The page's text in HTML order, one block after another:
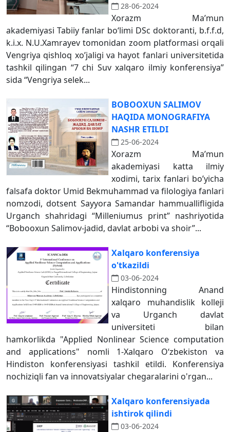
28-06-2024
Xorazm Ma’mun
akademiyasi Tabiiy fanlar bo‘limi DSc doktoranti, b.f.f.d,
k.i.x. N.U.Xamrayev tomonidan zoom platformasi orqali
Vengriya qishloq xo’jaligi va hayot fanlari universitetida
tashkil qilingan “7 chi Suv xalqaro ilmiy konferensiya”
sida “Vengriya selek...
BOBOOXUN SАLIMOV
HАQIDА MONOGRАFIYA
NАSHR ETILDI
25-06-2024
Xorazm Maʼmun
akademiyasi katta ilmiy
xodimi, tarix fanlari boʼyicha
falsafa doktor Umid Bekmuhammad va filologiya fanlari
nomzodi, dotsent Sayyora Samandar hammuallifligida
Urganch shahridagi “Milleniumus print” nashriyotida
“Bobooxun Salimov-jadid, davlat arbobi va shoir”...
Xalqaro konferensiya
o'tkazildi
03-06-2024
Hindistonning Anand
xalqaro muhandislik kolleji
va Urganch davlat
universiteti bilan
hamkorlikda "Applied Nonlinear Science computation
and applications" nomli 1-Xalqaro O‘zbekiston va
Hindiston konferensiyasi tashkil etildi. Konferensiya
nochiziqli fan va innovatsiyalar chegaralarini o'rgan...
Xalqaro konferensiyada
ishtirok qilindi
03-06-2024